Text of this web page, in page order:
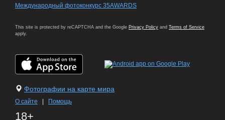
Международный фотоконкурс 35AWARDS
This site is protected by reCAPTCHA and the Google Privacy Policy and Terms of Service
apply.
Фотографии на карте мира
О сайте | Помощь
18+